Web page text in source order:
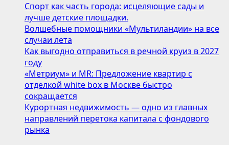
Спорт как часть города: исцеляющие сады и
лучше детские площадки.
Волшебные помощники «Мультиландии» на все
случаи лета
Как выгодно отправиться в речной круиз в 2027
году
«Метриум» и MR: Предложение квартир с
отделкой white box в Москве быстро
сокращается
Курортная недвижимость — одно из главных
направлений перетока капитала с фондового
рынка